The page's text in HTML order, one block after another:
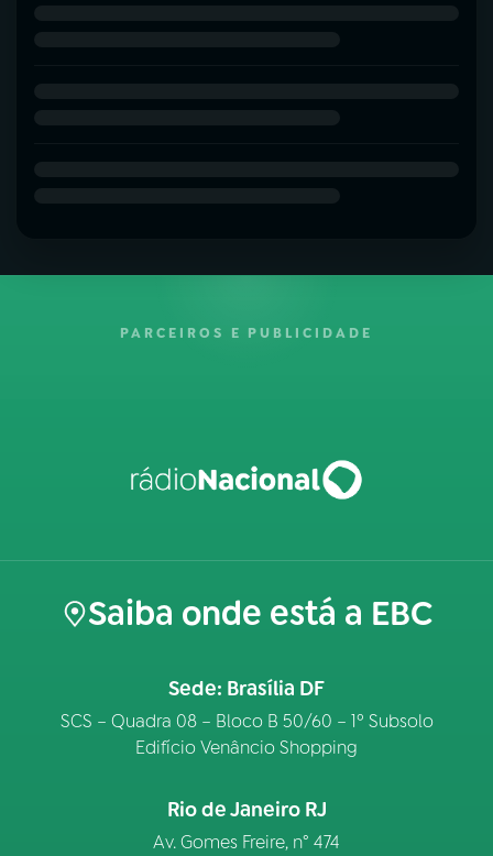
PARCEIROS E PUBLICIDADE
Saiba onde está a EBC
Sede: Brasília DF
SCS – Quadra 08 – Bloco B 50/60 – 1º Subsolo
Edifício Venâncio Shopping
Rio de Janeiro RJ
Av. Gomes Freire, n° 474